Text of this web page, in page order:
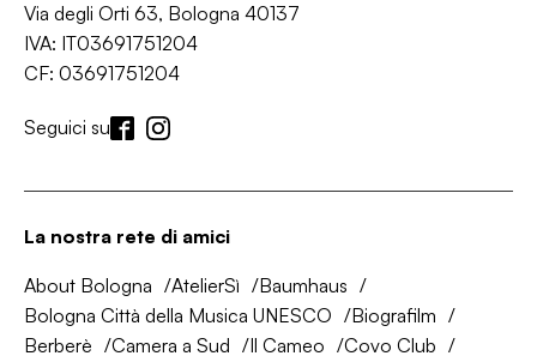
Via degli Orti 63, Bologna 40137
IVA: IT03691751204
CF: 03691751204
Seguici su
La nostra rete di amici
About Bologna AtelierSì
Baumhaus
Bologna Città della Musica UNESCO
Biografilm
Berberè
Camera a Sud Il Cameo
Covo Club